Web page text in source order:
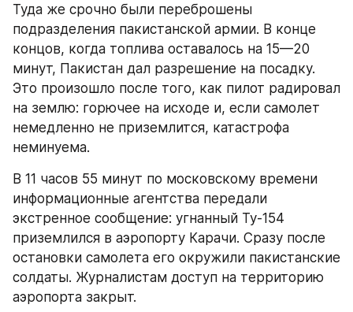
Туда же срочно были переброшены
подразделения пакистанской армии. В конце
концов, когда топлива оставалось на 15—20
минут, Пакистан дал разрешение на посадку.
Это произошло после того, как пилот радировал
на землю: горючее на исходе и, если самолет
немедленно не приземлится, катастрофа
неминуема.
В 11 часов 55 минут по московскому времени
информационные агентства передали
экстренное сообщение: угнанный Ту-154
приземлился в аэропорту Карачи. Сразу после
остановки самолета его окружили пакистанские
солдаты. Журналистам доступ на территорию
аэропорта закрыт.